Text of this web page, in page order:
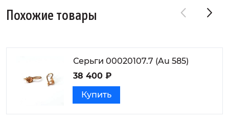
Похожие товары
Серьги 00020107.7 (Au 585)
38 400 ₽
Купить